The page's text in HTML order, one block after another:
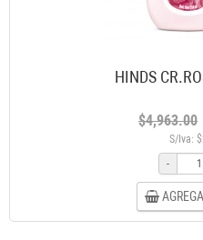
HINDS
$4,963.00
S/Iva:
-